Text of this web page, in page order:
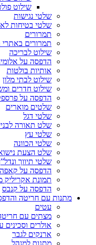
שילוט
שלטי נגישות
שלטי בטיחות
תמרורים
תמרורים באתרי
שילוט לבריכה
הדפסה על
אותיות בולטות
שילוט לבתי מלון
שילוט חדרים
הדפסה על
שלטים מוארים
שלטי דגל
שלט תאורה
שלטי עץ
שלטי הכוונה
שלט הצעת
שלטי תיווך
הדפסה על קאפה
תמונת אקריליק
הדפסה על קנבס
מתנות עם חריטה
עטים
מצתים עם
אולרים
ארנקים לגבר